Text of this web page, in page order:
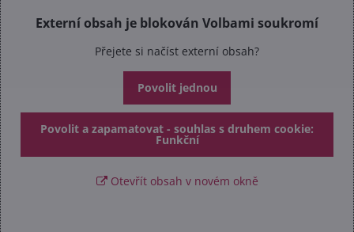
Externí obsah je blokován Volbami soukromí
Přejete si načíst externí obsah?
Povolit jednou
Povolit a zapamatovat - souhlas s druhem cookie:
Funkční
Otevřít obsah v novém okně